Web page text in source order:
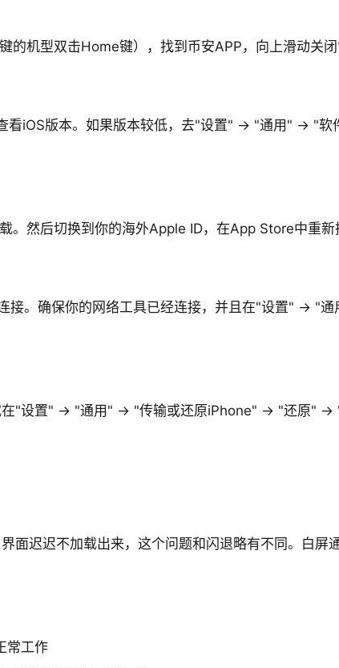
的机型双击Home键），找到币安APP，向上滑动关闭
iOS版本。如果版本较低，去"设置" → "通用" → "软
。然后切换到你的海外Apple ID，在App Store中重新
接。确保你的网络工具已经连接，并且在"设置" → "
在"设置" → "通用" → "传输或还原iPhone" → "还原" →
面迟迟不加载出来，这个问题和闪退略有不同。白屏
常工作